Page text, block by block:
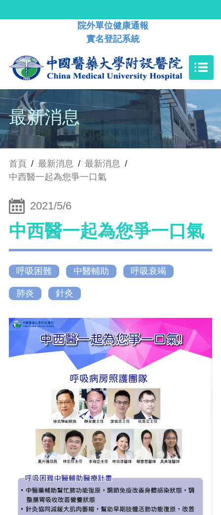
院外單位健康通報
實名登記系統
最新消息
首頁 / 最新消息 / 最新消息 /
中西醫一起為您爭一口氣
2021/5/6
中西醫一起為您爭一口氣
呼吸困難 中醫輔助 呼吸衰竭
肺炎 針灸